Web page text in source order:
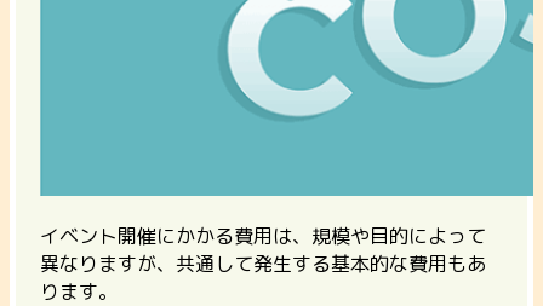
イベント開催にかかる費用は、規模や目的によって
異なりますが、共通して発生する基本的な費用もあ
ります。